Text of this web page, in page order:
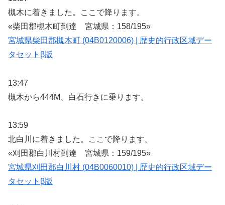
槻木に着きました。ここで降ります。
«柴田郡槻木町到達 宮城県：158/195»
宮城県柴田郡槻木町 (04B0120006) | 歴史的行政区域デー
タセットβ版
13:47
槻木から444M、白石行きに乗ります。
13:59
北白川に着きました。ここで降ります。
«刈田郡白川村到達 宮城県：159/195»
宮城県刈田郡白川村 (04B0060010) | 歴史的行政区域デー
タセットβ版